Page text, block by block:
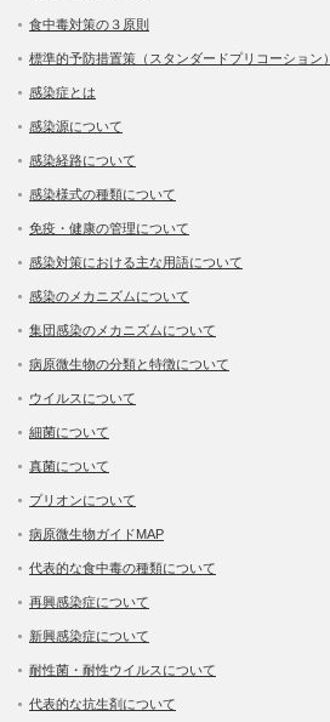
食中毒対策の３原則
標準的予防措置策（スタンダードプリコーション）
感染症とは
感染源について
感染経路について
感染様式の種類について
免疫・健康の管理について
感染対策における主な用語について
感染のメカニズムについて
集団感染のメカニズムについて
病原微生物の分類と特徴について
ウイルスについて
細菌について
真菌について
プリオンについて
病原微生物ガイドMAP
代表的な食中毒の種類について
再興感染症について
新興感染症について
耐性菌・耐性ウイルスについて
代表的な抗生剤について